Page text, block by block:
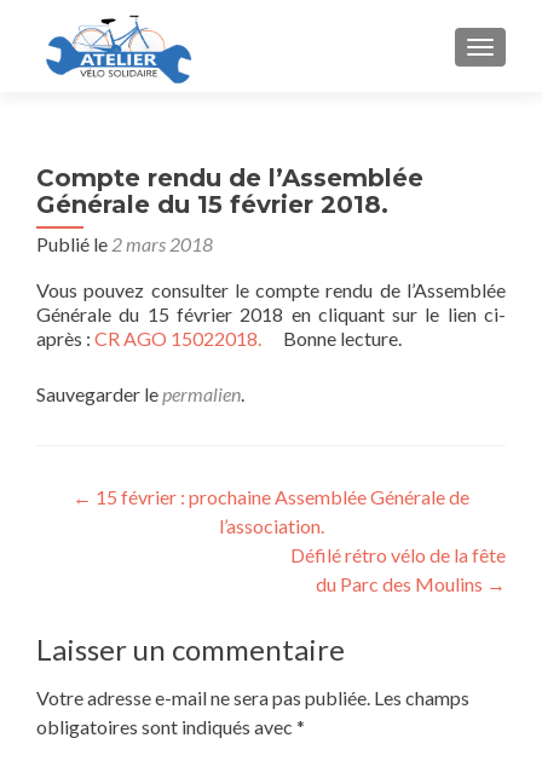
Compte rendu de l’Assemblée
Générale du 15 février 2018.
Publié le 2 mars 2018
Vous pouvez consulter le compte rendu de l’Assemblée
Générale du 15 février 2018 en cliquant sur le lien ci-
après : CR AGO 15022018. Bonne lecture.
Sauvegarder lepermalien.
Navigation
← 15 février : prochaine Assemblée Générale de
l’association.
Défilé rétro vélo de la fête
du Parc des Moulins →
Laisser un commentaire
Votre adresse e-mail ne sera pas publiée. Les champs
obligatoires sont indiqués avec *